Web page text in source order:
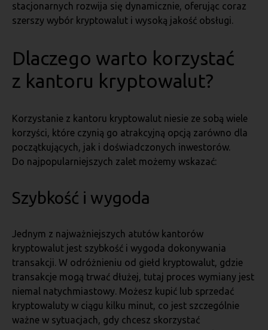
stacjonarnych rozwija się dynamicznie, oferując coraz
szerszy wybór kryptowalut i wysoką jakość obsługi.
Dlaczego warto korzystać
z kantoru kryptowalut?
Korzystanie z kantoru kryptowalut niesie ze sobą wiele
korzyści, które czynią go atrakcyjną opcją zarówno dla
początkujących, jak i doświadczonych inwestorów.
Do najpopularniejszych zalet możemy wskazać:
Szybkość i wygoda
Jednym z najważniejszych atutów kantorów
kryptowalut jest szybkość i wygoda dokonywania
transakcji. W odróżnieniu od giełd kryptowalut, gdzie
transakcje mogą trwać dłużej, tutaj proces wymiany jest
niemal natychmiastowy. Możesz kupić lub sprzedać
kryptowaluty w ciągu kilku minut, co jest szczególnie
ważne w sytuacjach, gdy chcesz skorzystać